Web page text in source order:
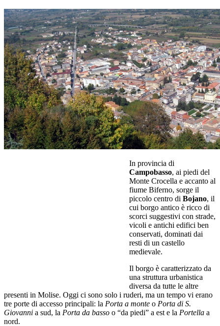
In provincia di
Campobasso, ai piedi del
Monte Crocella e accanto al
fiume Biferno, sorge il
piccolo centro di Bojano, il
cui borgo antico è ricco di
scorci suggestivi con strade,
vicoli e antichi edifici ben
conservati, dominati dai
resti di un castello
medievale.
Il borgo è caratterizzato da
una struttura urbanistica
diversa da tutte le altre
presenti in Molise. Oggi ci sono solo i ruderi, ma un tempo vi erano
tre porte di accesso principali: la Porta a monte o Porta di S.
Giovanni a sud, la Porta da basso o “da piedi” a est e la Portella a
nord.